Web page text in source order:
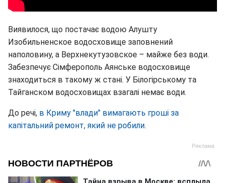
Виявилося, що постачає водою Алушту
Изобильненское водосховище заповнений
наполовину, а Верхнекутузовское – майже без води.
Забезпечує Сімферополь Аянське водосховище
знаходиться в такому ж стані. У Білогірському та
Тайганском водосховищах взагалі немає води.
До речі, в Криму "влади" вимагають гроші за
капітальний ремонт, який не робили.